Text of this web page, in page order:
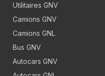
Utilitaires GNV
Camions GNV
Camions GNL
Bus GNV
Autocars GNV